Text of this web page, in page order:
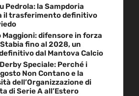
Pedrola: la Sampdoria
il trasferimento definitivo
Maggioni: difensore in forza
fino al 2028, un
dal Mantova Calcio
Speciale: Perché i
Non Contano e la
dell’Organizzazione di
di Serie A all’Estero